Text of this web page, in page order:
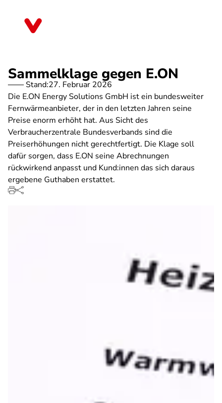
Sammelklage gegen E.ON
Stand:27. Februar 2026
Die E.ON Energy Solutions GmbH ist ein bundesweiter
Fernwärmeanbieter, der in den letzten Jahren seine
Preise enorm erhöht hat. Aus Sicht des
Verbraucherzentrale Bundesverbands sind die
Preiserhöhungen nicht gerechtfertigt. Die Klage soll
dafür sorgen, dass E.ON seine Abrechnungen
rückwirkend anpasst und Kund:innen das sich daraus
ergebene Guthaben erstattet.